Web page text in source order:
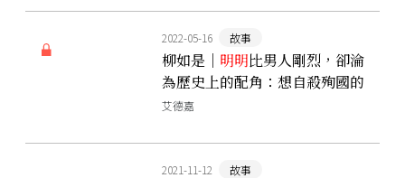
2022-05-16 故事
柳如是｜ 明明比男人剛烈，卻淪
為歷史上的配角：想自殺殉國的
名妓與她不願就範的丈夫
艾德嘉
2021-11-12 故事